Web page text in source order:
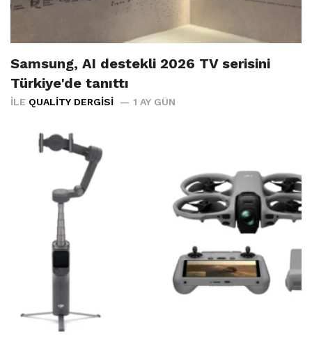
Samsung, AI destekli 2026 TV serisini
Türkiye'de tanıttı
İLE QUALITY DERGISI 1 AY GÜN